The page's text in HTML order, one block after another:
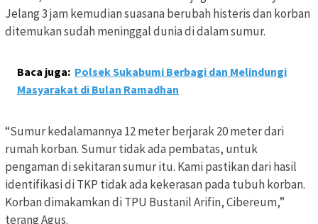
Jelang 3 jam kemudian suasana berubah histeris dan korban
ditemukan sudah meninggal dunia di dalam sumur.
Baca juga: Polsek Sukabumi Berbagi dan Melindungi
Masyarakat di Bulan Ramadhan
“Sumur kedalamannya 12 meter berjarak 20 meter dari
rumah korban. Sumur tidak ada pembatas, untuk
pengaman di sekitaran sumur itu. Kami pastikan dari hasil
identifikasi di TKP tidak ada kekerasan pada tubuh korban.
Korban dimakamkan di TPU Bustanil Arifin, Cibereum,”
terang Agus.